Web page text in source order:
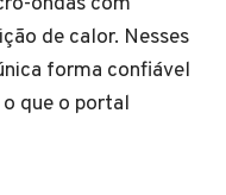
de calor. Nesses
forma confiável
que o portal